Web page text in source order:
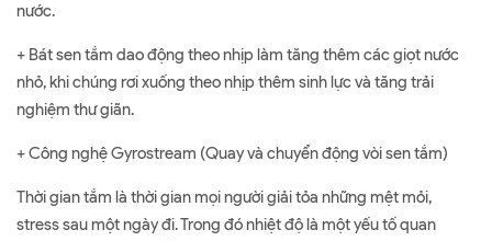
nước.
+ Bát sen tắm dao động theo nhịp làm tăng thêm các giọt nước
nhỏ, khi chúng rơi xuống theo nhịp thêm sinh lực và tăng trải
nghiệm thư giãn.
+ Công nghệ Gyrostream (Quay và chuyển động vòi sen tắm)
Thời gian tắm là thời gian mọi người giải tỏa những mệt mỏi,
stress sau một ngày đi. Trong đó nhiệt độ là một yếu tố quan